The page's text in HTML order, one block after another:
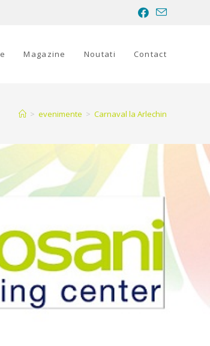
Magazine Noutati Contact
> evenimente > Carnaval la Arlechin